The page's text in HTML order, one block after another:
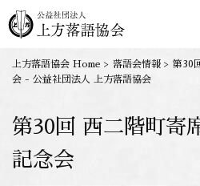
上方落語協会 Home > 落語会情報 > 第30
会 - 公益社団法人 上方落語協会
第30回 西二階町
記念会